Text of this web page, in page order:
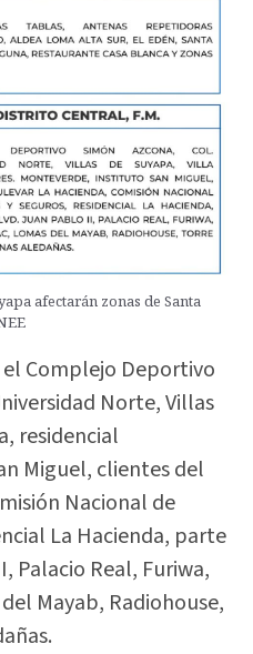
afectarán zonas de Santa
Complejo Deportivo
Norte, Villas
residencial
Miguel, clientes del
Nacional de
La Hacienda, parte
Palacio Real, Furiwa,
Mayab, Radiohouse,